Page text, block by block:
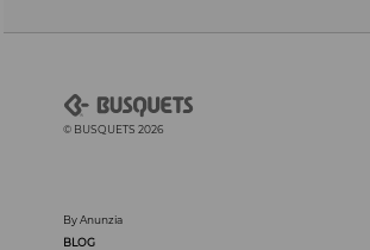
© BUSQUETS 2026
By Anunzia
BLOG